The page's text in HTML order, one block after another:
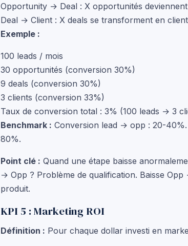
Opportunity → Deal : X opportunités deviennent
Deal → Client : X deals se transforment en
Exemple :
100 leads / mois
30 opportunités (conversion 30%)
9 deals (conversion 30%)
3 clients (conversion 33%)
Taux de conversion total : 3% (100 leads → 3
Benchmark : Conversion lead → opp : 20-
80%.
Point clé : Quand une étape baisse
→ Opp ? Problème de qualification. Baisse
produit.
KPI 5 : Marketing ROI
Définition : Pour chaque dollar investi en